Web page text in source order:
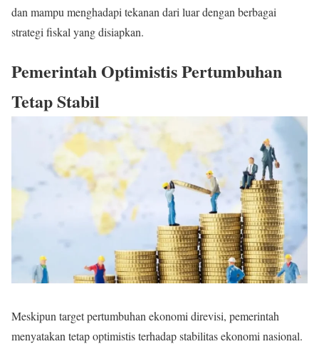
dan mampu menghadapi tekanan dari luar dengan berbagai
strategi fiskal yang disiapkan.
Pemerintah Optimistis Pertumbuhan
Tetap Stabil
Meskipun target pertumbuhan ekonomi direvisi, pemerintah
menyatakan tetap optimistis terhadap stabilitas ekonomi nasional.